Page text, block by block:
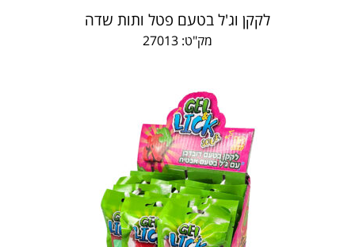
לקקן וג'ל בטעם פטל ותות שדה
מק"ט: 27013